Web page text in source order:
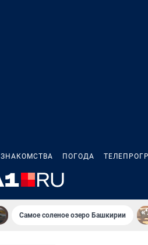
ЗНАКОМСТВА ПОГОДА
Самое соленое озеро Башкирии